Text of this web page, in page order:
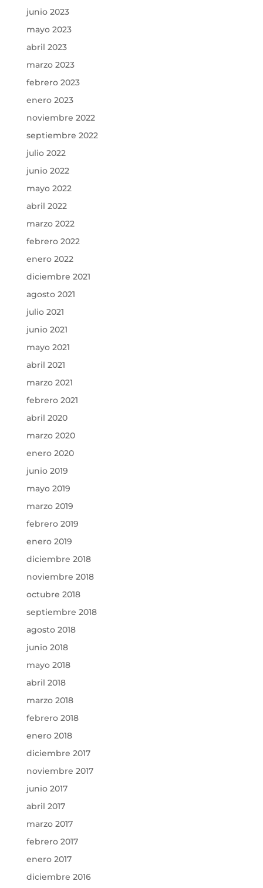
junio 2023
mayo 2023
abril 2023
marzo 2023
febrero 2023
enero 2023
noviembre 2022
septiembre 2022
julio 2022
junio 2022
mayo 2022
abril 2022
marzo 2022
febrero 2022
enero 2022
diciembre 2021
agosto 2021
julio 2021
junio 2021
mayo 2021
abril 2021
marzo 2021
febrero 2021
abril 2020
marzo 2020
enero 2020
junio 2019
mayo 2019
marzo 2019
febrero 2019
enero 2019
diciembre 2018
noviembre 2018
octubre 2018
septiembre 2018
agosto 2018
junio 2018
mayo 2018
abril 2018
marzo 2018
febrero 2018
enero 2018
diciembre 2017
noviembre 2017
junio 2017
abril 2017
marzo 2017
febrero 2017
enero 2017
diciembre 2016